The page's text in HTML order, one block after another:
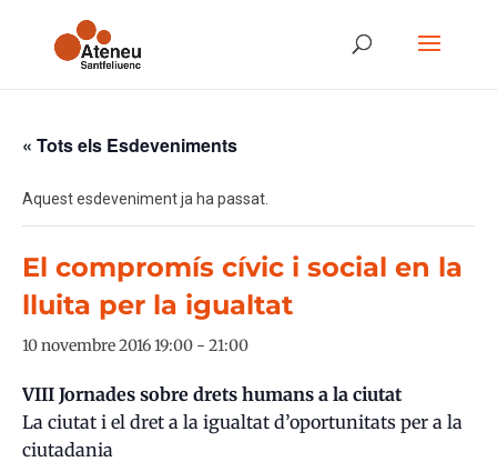
« Tots els Esdeveniments
Aquest esdeveniment ja ha passat.
El compromís cívic i social en la
lluita per la igualtat
10 novembre 2016 19:00 - 21:00
VIII Jornades sobre drets humans a la ciutat
La ciutat i el dret a la igualtat d’oportunitats per a la
ciutadania